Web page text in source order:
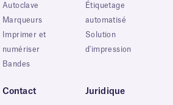
Autoclave
Marqueurs
Imprimer et
numériser
Bandes
Étiquetage
automatisé
Solution
d'impression
Contact Juridique